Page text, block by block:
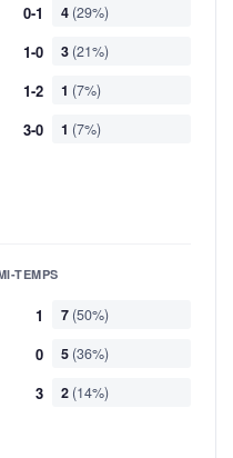
0-1 4 (29%)
1-0 3 (21%)
1-2 1 (7%)
3-0 1 (7%)
TEMPS
1 7 (50%)
0 5 (36%)
3 2 (14%)